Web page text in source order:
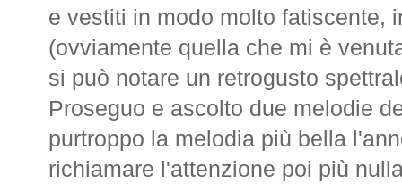
e vestiti in modo molto fatiscente,
(ovviamente quella che mi è
si può notare un retrogusto
Proseguo e ascolto due melodie
purtroppo la melodia più bella
richiamare l'attenzione poi più